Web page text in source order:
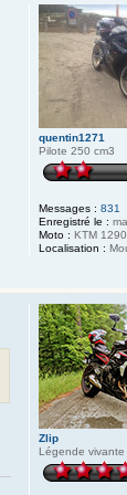
quentin1271
Pilote 250 cm3
Messages : 831
Enregistré le :
Moto : KTM
Localisation :
Zlip
Légende vivante